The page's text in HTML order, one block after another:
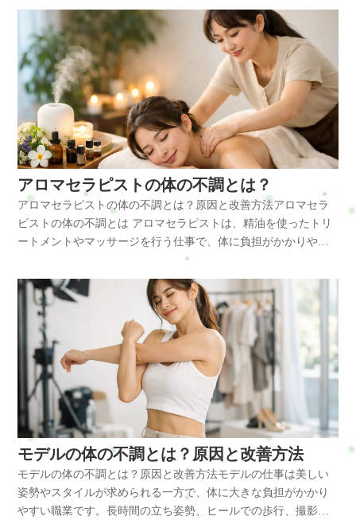
datepicker-year,select.ui-datepicker-month{height:2em
!important;gap:5px;}span.del + span.del{display:none !important;}お
問合せ・ご予約フォーム内容の確認以下の内容で送信します。
よろしいですか？氏名必須メールアドレス必須お問い合わせ内
容必須お問い合わせ内容によっては回答できない場合もござい
ますのであらかじめご了承ください。プライバシーポリシーに
ご同意の上、お問い合わせ内容の確認に進んでください。
ださい。プライバシーポリシーにご同意の上、お問い合わせ内
容の確認に進んでください。
戸塚区で肩こりやデスクワーク疲れにお悩みの方は、整体サロ
ンRefresh Jamへお気軽にご相談ください。初めての方はまずこ
ちらへRefresh Jamーロードマップ◆ 安心できる施術を、1度体験
してみるお申し込み方法はこちら・ホットペッパービューティ
ー…予約可・LINE公式…予約・トークでやり取り・お得情報・
楽天ビューティー…予約可・minimo…予約可・誰でも使える
WEB予約…予約可※掲載サイトによって料金やコースが違いま
す。無理なく、安心して選んでくださいね。#ui-datepicker-div{z-
index:10000 !important;}.ui-datepicker-calendar th,.ui-datepicker-
calendar td{min-width:unset !important;}select.ui-datepicker-
year,select.ui-datepicker-month{height:2em
!important;gap:5px;}span.del + span.del{display:none !important;}お
問合せ・ご予約フォーム内容の確認以下の内容で送信します。
よろしいですか？氏名必須メールアドレス必須お問い合わせ内
容必須お問い合わせ内容によっては回答できない場合もござい
ますのであらかじめご了承ください。プライバシーポリシーに
ご同意の上、お問い合わせ内容の確認に進んでください。
ンスを整える施術を行います。・僧帽筋の緊張緩和・肩甲骨の
可動域改善・骨盤バランス調整・姿勢改善筋肉と骨格のバラン
スを整えることで、体にかかる負担を軽減することができま
す。横浜市戸塚区で肩こりやデスクワーク疲れにお悩みの方
は、整体サロンRefresh Jamへお気軽にご相談ください。よくあ
る質問Q:ソーシャルワーカーはなぜ肩こりになりやすいのです
か？A：相談記録の作成などパソコン作業が多く、前かがみ姿勢
が続くことで僧帽筋や肩甲挙筋に負担がかかるためです。Q:デ
スクワーク中にできる簡単な対策はありますか？A：1時間に1回
は立ち上がり、肩回しや肩甲骨を動かすストレッチを行うと筋
肉の緊張を軽減できます。Q:整体はどのような症状に効果があ
りますか？A：肩こり、腰痛、姿勢の崩れなどに効果が期待でき
ます。筋肉と骨格のバランスを整えることで体の負担を減らし
ます。まとめソーシャルワーカーは相談業務やデスクワーク、
訪問活動などにより首・肩・腰に負担がかかりやすい職業で
す。姿勢の崩れや筋肉の緊張が続くと、肩こりや腰痛、頭痛な
どの不調につながります。ストレッチや姿勢改善、整体による
ケアを取り入れることで体の負担を減らすことができます。横
浜市戸塚区で肩こりやデスクワーク疲れにお悩みの方は、整体
サロンRefresh Jamへお気軽にご相談ください。初めての方はま
ずこちらへRefresh Jamーロードマップ◆ 安心できる施術を、1度
体験してみるお申し込み方法はこちら・ホットペッパービュー
ティー…予約可・LINE公式…予約・トークでやり取り・お得情
報・楽天ビューティー…予約可・minimo…予約可・誰でも使え
るWEB予約…予約可※掲載サイトによって料金やコースが違い
ます。無理なく、安心して選んでくださいね。#ui-datepicker-
div{z-index:10000 !important;}.ui-datepicker-calendar th,.ui-
datepicker-calendar td{min-width:unset !important;}select.ui-
は腰椎に大きな負担がかかり、腰痛の原因になります。体に起
こる変化姿勢の崩れや筋肉の疲労によって次のような変化が起
こります。・腰椎への負担増加・背中の筋肉の緊張・肩甲骨の
可動域低下・首の可動域低下・血流低下筋肉の血流が低下する
と疲労物質が溜まり、慢性的な痛みやだるさにつながります。
放置するとどうなる体の不調を放置すると次のような状態にな
ることがあります。・慢性的な腰痛・肩こりの悪化・ぎっくり
腰・頭痛の増加・疲労の蓄積特に腰への負担が続くと、ぎっく
り腰など急な強い痛みにつながることもあります。改善方法日
常生活では次の対策が重要です。・腰を丸めない姿勢を意識す
る・股関節を使って体を動かす・肩甲骨を動かすストレッチ・
腰回りの筋肉をほぐす・適度な運動を行うこれらを習慣にする
ことで体への負担を減らすことができます。整体で出来ること
ス調整・姿勢改善筋肉と骨格のバランスを整えることで、体に
かかる負担を軽減することができます。横浜市戸塚区で肩こり
やデスクワーク疲れにお悩みの方は、整体サロンRefresh Jamへ
お気軽にご相談ください。よくある質問Q:介護士はなぜ腰痛に
なりやすいのですか？A：移乗介助や中腰姿勢が多く、腰椎や腰
の筋肉に大きな負担がかかるためです。Q:腰痛を予防する方法
はありますか？A：腰を曲げるのではなく股関節を使って体を動
かすことや、腰回りのストレッチを行うことが予防につながり
ます。Q:整体は介護士にもおすすめですか？A：身体介助で筋肉
の緊張が強い方や慢性的な腰痛・肩こりがある方におすすめで
す。体のバランスを整えることで負担を軽減できます。まとめ
介護士は身体介助や立ち仕事が多く、首・肩・腰に負担がかか
りやすい職業です。姿勢の崩れや筋肉の緊張が続くと、腰痛や
蓄積しやすく、慢性的な体の不調につながることがあります。
姿勢バランスを整えることやセルフケアを行うことで、これら
の不調は予防することができます。整体師の体の不調とは整体
師は施術中に体を支える姿勢が多く、筋肉や関節への負担が蓄
積しやすい職業です。特に以下のような不調が起こりやすくな
ります。・肩こり・首こり・腰痛・背中の張り・手首の痛み・
肘の疲労・頭痛・自律神経の乱れ施術中は同じ姿勢を長時間続
けるため、筋肉の血流が低下し疲労物質が蓄積しやすくなりま
す。整体師に多い体の不調整体師は体を使う仕事のため、特定
の筋肉に負担が集中しやすくなります。特に影響を受けやすい
筋肉・僧帽筋・肩甲挙筋・小胸筋これらの筋肉は肩甲骨や首の
動きに関係しており、疲労が蓄積すると肩こりや首こりの原因
になります。また施術中に腕を使うことが多いため・前腕筋
群・手関節周囲筋にも大きな負担がかかります。筋肉の疲労が
ます。なぜ体の不調が起きやすいのか整体師の仕事では以下の
ような姿勢が多くなります。・前かがみ姿勢・中腰姿勢・腕を
伸ばした状態・体重をかける施術動作この姿勢が続くことで・
背骨のバランスが崩れる・肩甲骨の動きが低下する・筋肉の血
流が低下するといった変化が起こります。特に小胸筋が硬くな
ると肩が前に出る巻き肩姿勢になり、肩こりや首の負担が強く
なります。放置するとどうなる体の疲労を放置すると慢性的な
不調につながります。・慢性的な肩こり・腰痛の悪化・手首の
炎症・頭痛・疲労感の増加さらに筋肉の緊張が続くと自律神経
にも影響し・睡眠の質低下・集中力低下などの症状が出ること
もあります。体のケアを怠ると施術のパフォーマンスにも影響
するため、定期的なケアが重要です。改善方法整体師の体を守
るためにはセルフケアが大切です。おすすめの対策・肩甲骨ス
アロマセラピストの体の不調とは？
アロマセラピストの体の不調とは？原因と改善方法アロマセラ
ピストの体の不調とは アロマセラピストは、精油を使ったトリ
ートメントやマッサージを行う仕事で、体に負担がかかりやす
い職業です。長時間の施術や前かがみ姿勢、腕や手を繰り返し
使う動作によって筋肉の緊張が続き、さまざまな不調が起こり
やすくなります。アロマセラピストに多い体の不調には次のよ
うなものがあります。・肩こり・首こり・腰痛・背中の張り・
腕や手首の疲労・頭痛・自律神経の乱れ施術中は同じ姿勢を長
時間続けることが多く、筋肉の血流が低下しやすいため慢性的
なコリや痛みにつながります。アロマセラピストに多い体の不
調 特に多いのが肩や首、背中の筋肉の緊張です。施術中は前か
がみ姿勢になりやすく、腕を前に出して力を入れる動作が続き
ます。この姿勢では次の筋肉に負担がかかります。・僧帽筋・
肩甲挙筋・小胸筋これらの筋肉が硬くなると肩甲骨の動きが悪
くなり、肩こりや首こりの原因になります。また胸の筋肉であ
る小胸筋が縮むことで肩が前に出る「巻き肩」になりやすくな
ります。巻き肩姿勢は肩こりだけでなく呼吸が浅くなり、自律
神経の乱れにもつながることがあります。なぜ体の不調が起き
モデルの体の不調とは？原因と改善方法
モデルの体の不調とは？原因と改善方法モデルの仕事は美しい
姿勢やスタイルが求められる一方で、体に大きな負担がかかり
やすい職業です。長時間の立ち姿勢、ヒールでの歩行、撮影で